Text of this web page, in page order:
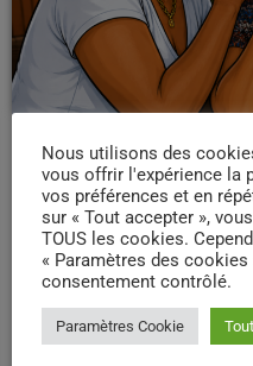
RELATIONS TOXIQUES.
« Les
permettent de
personnes qui
pour mieux
En Martinique, comme ailleurs,
Nous utilisons des
vous offrir l'expérience la
vos préférences et en
sur « Tout accepter »,
TOUS les cookies.
« Paramètres des
consentement contrôlé.
Paramètres Cookie